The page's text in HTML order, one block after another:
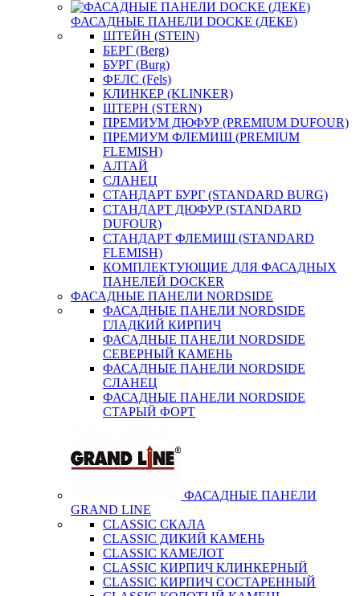
ФАСАДНЫЕ ПАНЕЛИ DOCKE (ДЕКЕ)
ШТЕЙН (STEIN)
БЕРГ (Berg)
БУРГ (Burg)
ФЕЛС (Fels)
КЛИНКЕР (KLINKER)
ШТЕРН (STERN)
ПРЕМИУМ ДЮФУР (PREMIUM DUFOUR)
ПРЕМИУМ ФЛЕМИШ (PREMIUM
FLEMISH)
АЛТАЙ
СЛАНЕЦ
СТАНДАРТ БУРГ (STANDARD BURG)
СТАНДАРТ ДЮФУР (STANDARD
DUFOUR)
СТАНДАРТ ФЛЕМИШ (STANDARD
FLEMISH)
КОМПЛЕКТУЮЩИЕ ДЛЯ ФАСАДНЫХ
ПАНЕЛЕЙ DOCKER
ФАСАДНЫЕ ПАНЕЛИ NORDSIDE
ФАСАДНЫЕ ПАНЕЛИ NORDSIDE
ГЛАДКИЙ КИРПИЧ
ФАСАДНЫЕ ПАНЕЛИ NORDSIDE
СЕВЕРНЫЙ КАМЕНЬ
ФАСАДНЫЕ ПАНЕЛИ NORDSIDE
СЛАНЕЦ
ФАСАДНЫЕ ПАНЕЛИ NORDSIDE
СТАРЫЙ ФОРТ
ФАСАДНЫЕ ПАНЕЛИ
GRAND LINE
CLASSIC СКАЛА
CLASSIC ДИКИЙ КАМЕНЬ
CLASSIC КАМЕЛОТ
CLASSIC КИРПИЧ КЛИНКЕРНЫЙ
CLASSIC КИРПИЧ СОСТАРЕННЫЙ